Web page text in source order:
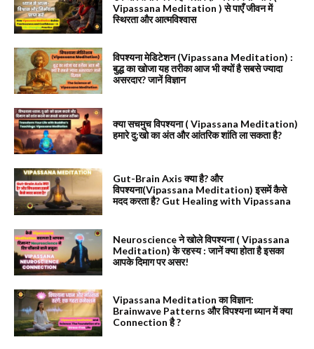
Vipassana Meditation ) से पाएँ जीवन में
स्थिरता और आत्मविश्वास
विपश्यना मेडिटेशन (Vipassana Meditation) :
बुद्ध का खोजा यह तरीका आज भी क्यों है सबसे ज्यादा
असरदार? जानें विज्ञान
क्या सचमुच विपश्यना ( Vipassana Meditation)
हमारे दु:खो का अंत और आंतरिक शांति ला सकता है?
Gut-Brain Axis क्या है? और
विपश्यना(Vipassana Meditation) इसमें कैसे
मदद करता है? Gut Healing with Vipassana
Neuroscience ने खोले विपश्यना ( Vipassana
Meditation) के रहस्य : जानें क्या होता है इसका
आपके दिमाग पर असर!
Vipassana Meditation का विज्ञान:
Brainwave Patterns और विपश्यना ध्यान में क्या
Connection है ?